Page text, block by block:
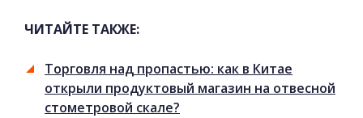
ЧИТАЙТЕ ТАКЖЕ:
Торговля над пропастью: как в Китае
открыли продуктовый магазин на отвесной
стометровой скале?